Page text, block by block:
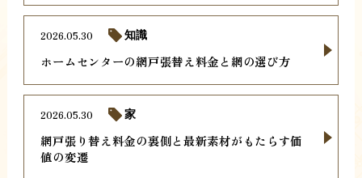
ホームセンターの網戸張替え料金と網の選び方
2026.05.30 知識
網戸張り替え料金の裏側と最新素材がもたらす価
値の変遷
2026.05.30 家